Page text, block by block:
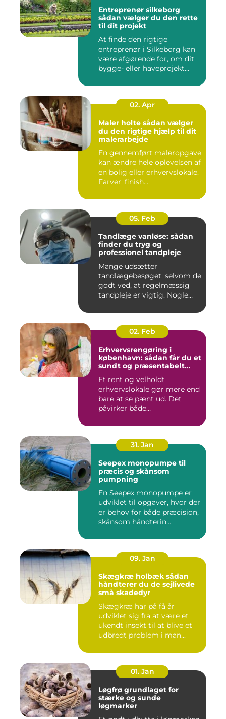
Entreprenør silkeborg
sådan vælger du den rette
til dit projekt
At finde den rigtige
entreprenør i Silkeborg kan
være afgørende for, om dit
bygge- eller haveprojekt...
02. Apr
Maler holte sådan vælger
du den rigtige hjælp til dit
malerarbejde
En gennemført maleropgave
kan ændre hele oplevelsen af
en bolig eller erhvervslokale.
Farver, finish...
05. Feb
Tandlæge vanløse: sådan
finder du tryg og
professionel tandpleje
Mange udsætter
tandlægebesøget, selvom de
godt ved, at regelmæssig
tandpleje er vigtig. Nogle
02. Feb
Erhvervsrengøring i
københavn: sådan får du et
sundt og præsentabelt
Et rent og velholdt
erhvervslokale gør mere end
bare at se pænt ud. Det
påvirker både
31. Jan
Seepex monopumpe til
præcis og skånsom
pumpning
En Seepex monopumpe er
udviklet til opgaver, hvor der
er behov for både præcision,
skånsom håndterin...
09. Jan
Skægkræ holbæk sådan
håndterer du de sejlivede
små skadedyr
Skægkræ har på få år
udviklet sig fra at være et
ukendt insekt til at blive et
udbredt problem i man...
01. Jan
Løgfrø grundlaget for
stærke og sunde
løgmarker